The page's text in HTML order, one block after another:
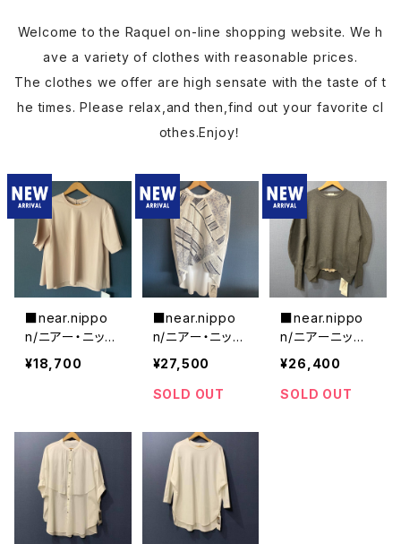
Welcome to the Raquel on-line shopping website. We h
ave a variety of clothes with reasonable prices.
The clothes we offer are high sensate with the taste of t
he times. Please relax,and then,find out your favorite cl
othes.Enjoy！
■near.nippo
n/ニアー・ニッポ
ン■フレアーTシ
ャツ#445-24■
¥18,700
■near.nippo
n/ニアー・ニッポ
ン■オリジナル
トライバル柄
スリーブレス
■MADE IN JA
PAN
¥27,500
SOLD OUT
■near.nippo
n/ニアーニッポ
ン■スウェットプ
ルオーバー■20
25年新作■MA
¥26,400
SOLD OUT